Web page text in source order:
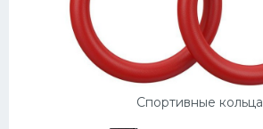
Спортивные кольца